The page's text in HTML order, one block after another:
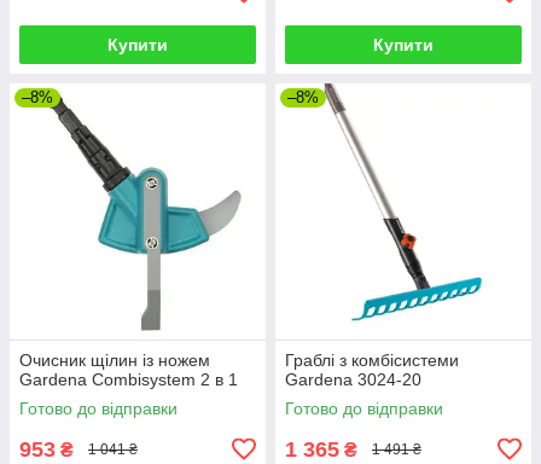
Купити Купити
–8%
Очисник щілин із ножем
Gardena Combisystem 2 в 1
Готово до відправки
953 ₴ 1 041 ₴
–8%
Граблі з комбісистеми
Gardena 3024-20
Готово до відправки
1 365 ₴ 1 491 ₴